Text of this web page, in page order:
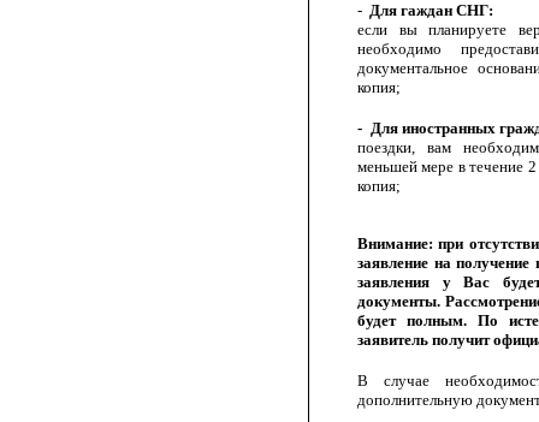
- Для гаждан СНГ:
если вы планируете
необходимо
документальное
копия;
- Для иностранных
поездки, вам
меньшей мере в течение
копия;
Внимание: при
заявление на получение
заявления у Вас
документы.
будет полным. По
заявитель получит
В случае
дополнительную